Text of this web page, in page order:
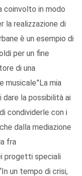
coinvolto in modo
la realizzazione di
è un esempio di
per un fine
di una
mia
la possibilità ai
condividerle con i
dalla mediazione
fra
progetti speciali
un tempo di crisi,